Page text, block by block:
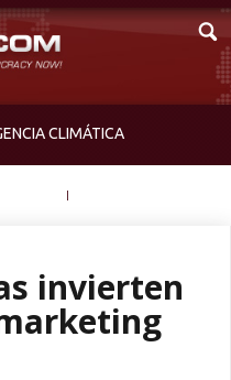
CLIMÁTICA
invierten